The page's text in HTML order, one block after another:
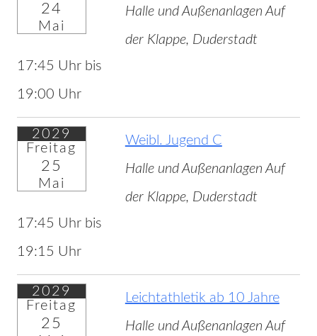
24
Mai
17:45 Uhr bis
19:00 Uhr
Halle und Außenanlagen Auf
der Klappe, Duderstadt
2029
Freitag
25
Mai
17:45 Uhr bis
19:15 Uhr
Weibl. Jugend C
Halle und Außenanlagen Auf
der Klappe, Duderstadt
2029
Freitag
25
Leichtathletik ab 10 Jahre
Halle und Außenanlagen Auf